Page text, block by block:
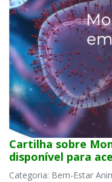
Cartilha sobre
disponível para
Categoria: Bem-Estar